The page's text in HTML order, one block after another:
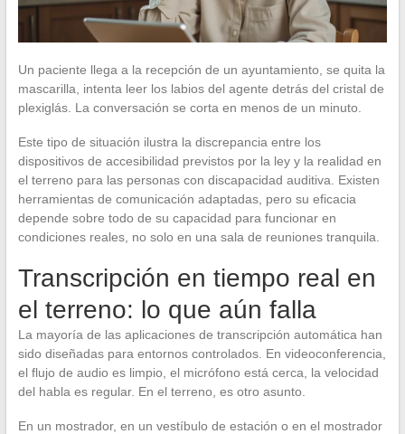
Un paciente llega a la recepción de un ayuntamiento, se quita la
mascarilla, intenta leer los labios del agente detrás del cristal de
plexiglás. La conversación se corta en menos de un minuto.
Este tipo de situación ilustra la discrepancia entre los
dispositivos de accesibilidad previstos por la ley y la realidad en
el terreno para las personas con discapacidad auditiva. Existen
herramientas de comunicación adaptadas, pero su eficacia
depende sobre todo de su capacidad para funcionar en
condiciones reales, no solo en una sala de reuniones tranquila.
Transcripción en tiempo real en
el terreno: lo que aún falla
La mayoría de las aplicaciones de transcripción automática han
sido diseñadas para entornos controlados. En videoconferencia,
el flujo de audio es limpio, el micrófono está cerca, la velocidad
del habla es regular. En el terreno, es otro asunto.
En un mostrador, en un vestíbulo de estación o en el mostrador